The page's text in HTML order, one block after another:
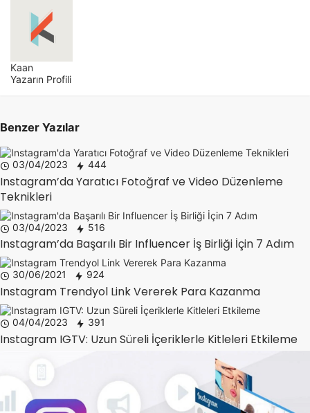
Kaan
Yazarın Profili
Benzer Yazılar
03/04/2023 444
Instagram’da Yaratıcı Fotoğraf ve Video Düzenleme
Teknikleri
03/04/2023 516
Instagram’da Başarılı Bir Influencer İş Birliği İçin 7 Adım
30/06/2021 924
Instagram Trendyol Link Vererek Para Kazanma
04/04/2023 391
Instagram IGTV: Uzun Süreli İçeriklerle Kitleleri Etkileme